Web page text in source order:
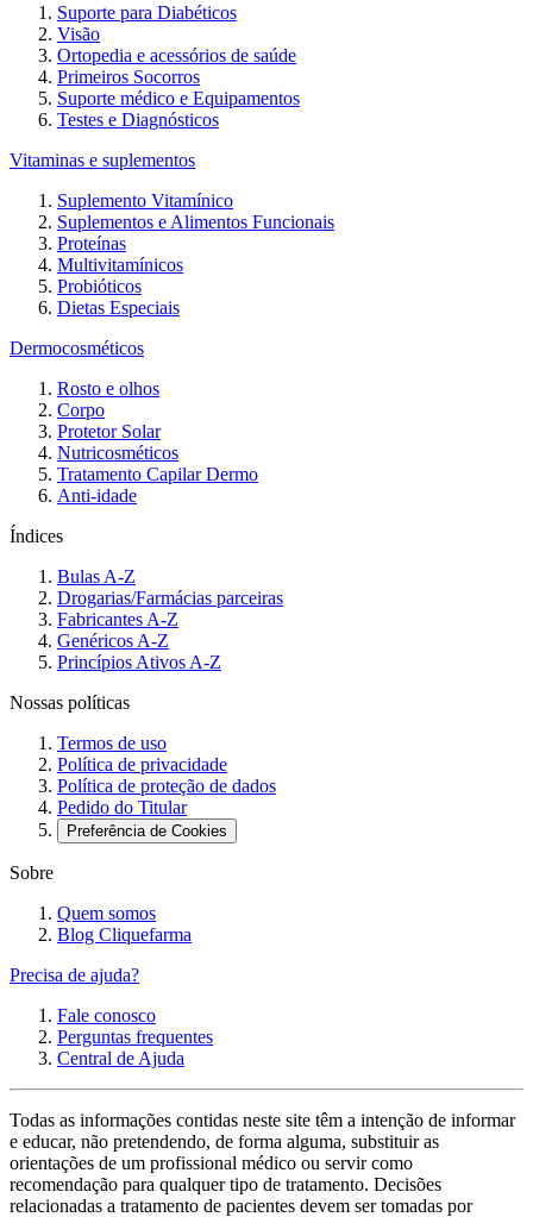
Suporte para Diabéticos
Visão
Ortopedia e acessórios de saúde
Primeiros Socorros
Suporte médico e Equipamentos
Testes e Diagnósticos
Vitaminas e suplementos
Suplemento Vitamínico
Suplementos e Alimentos Funcionais
Proteínas
Multivitamínicos
Probióticos
Dietas Especiais
Dermocosméticos
Rosto e olhos
Corpo
Protetor Solar
Nutricosméticos
Tratamento Capilar Dermo
Anti-idade
Índices
Bulas A-Z
Drogarias/Farmácias parceiras
Fabricantes A-Z
Genéricos A-Z
Princípios Ativos A-Z
Nossas políticas
Termos de uso
Política de privacidade
Política de proteção de dados
Pedido do Titular
Preferência de Cookies
Sobre
Quem somos
Blog Cliquefarma
Precisa de ajuda?
Fale conosco
Perguntas frequentes
Central de Ajuda
Todas as informações contidas neste site têm a intenção de informar
e educar, não pretendendo, de forma alguma, substituir as
orientações de um profissional médico ou servir como
recomendação para qualquer tipo de tratamento. Decisões
relacionadas a tratamento de pacientes devem ser tomadas por